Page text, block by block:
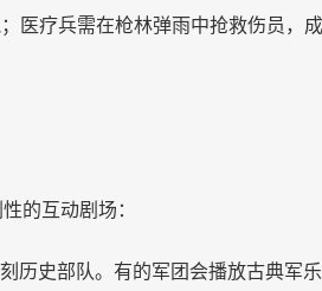
医疗兵需在枪林弹雨中抢救伤员，
的互动剧场：
历史部队。有的军团会播放古典军